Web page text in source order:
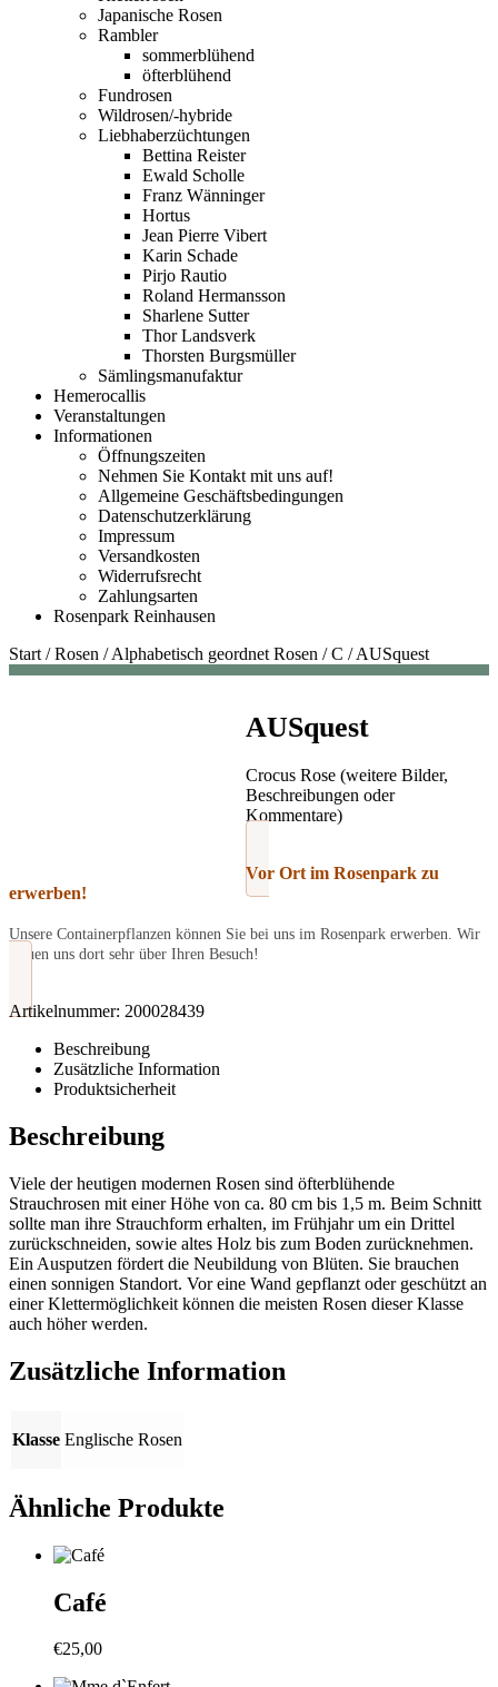
Japanische Rosen
Rambler
sommerblühend
öfterblühend
Fundrosen
Wildrosen/-hybride
Liebhaberzüchtungen
Bettina Reister
Ewald Scholle
Franz Wänninger
Hortus
Jean Pierre Vibert
Karin Schade
Pirjo Rautio
Roland Hermansson
Sharlene Sutter
Thor Landsverk
Thorsten Burgsmüller
Sämlingsmanufaktur
Hemerocallis
Veranstaltungen
Informationen
Öffnungszeiten
Nehmen Sie Kontakt mit uns auf!
Allgemeine Geschäftsbedingungen
Datenschutzerklärung
Impressum
Versandkosten
Widerrufsrecht
Zahlungsarten
Rosenpark Reinhausen
Start /Rosen /Alphabetisch geordnet Rosen /C /AUSquest
AUSquest
Crocus Rose (weitere Bilder,
Beschreibungen oder
Kommentare)
Vor Ort im Rosenpark zu
erwerben!
Unsere Containerpflanzen können Sie bei uns im Rosenpark erwerben. Wir
freuen uns dort sehr über Ihren Besuch!
Artikelnummer: 200028439
Beschreibung
Zusätzliche Information
Produktsicherheit
Beschreibung
Viele der heutigen modernen Rosen sind öfterblühende
Strauchrosen mit einer Höhe von ca. 80 cm bis 1,5 m. Beim Schnitt
sollte man ihre Strauchform erhalten, im Frühjahr um ein Drittel
zurückschneiden, sowie altes Holz bis zum Boden zurücknehmen.
Ein Ausputzen fördert die Neubildung von Blüten. Sie brauchen
einen sonnigen Standort. Vor eine Wand gepflanzt oder geschützt an
einer Klettermöglichkeit können die meisten Rosen dieser Klasse
auch höher werden.
Zusätzliche Information
Klasse Englische Rosen
Ähnliche Produkte
Café
€25,00